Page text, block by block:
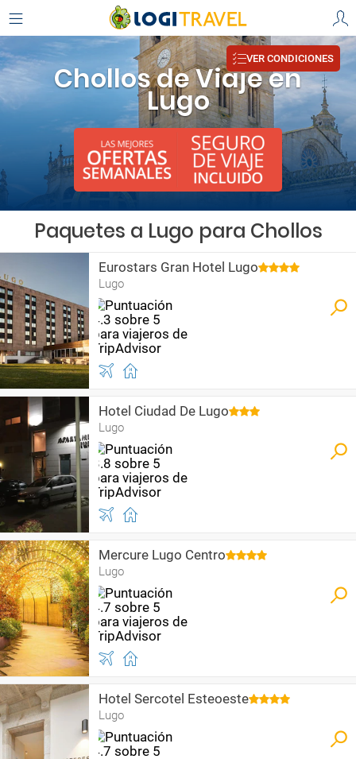
Chollos de Viaje en
Lugo
VER CONDICIONES
Paquetes a Lugo para Chollos
Eurostars Gran Hotel Lugo
Lugo
Hotel Ciudad De Lugo
Lugo
Mercure Lugo Centro
Lugo
Hotel Sercotel Esteoeste
Lugo